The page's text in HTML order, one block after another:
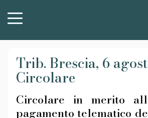
Trib. Brescia, 6
Circolare
Circolare in merito
pagamento telematico